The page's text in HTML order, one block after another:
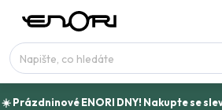
obsah
☀️ Prázdninové ENORI DNY! Nakupte se
www.enori.cz - Chat